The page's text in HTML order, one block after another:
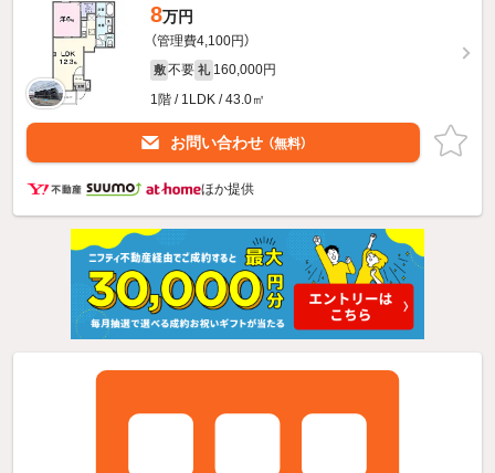
8万円
（管理費4,100円）
敷 不要 礼 160,000円
1階 / 1LDK / 43.0㎡
お問い合わせ （無料）
ほか提供